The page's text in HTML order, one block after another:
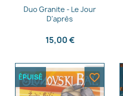
Aperçu rapide
Duo Granite - Le Jour
D'après
15,00 €
ÉPUISÉ favorite_border